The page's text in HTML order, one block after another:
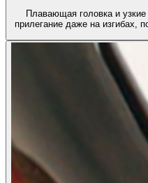
Плавающая головка и
прилегание даже на изгибах,